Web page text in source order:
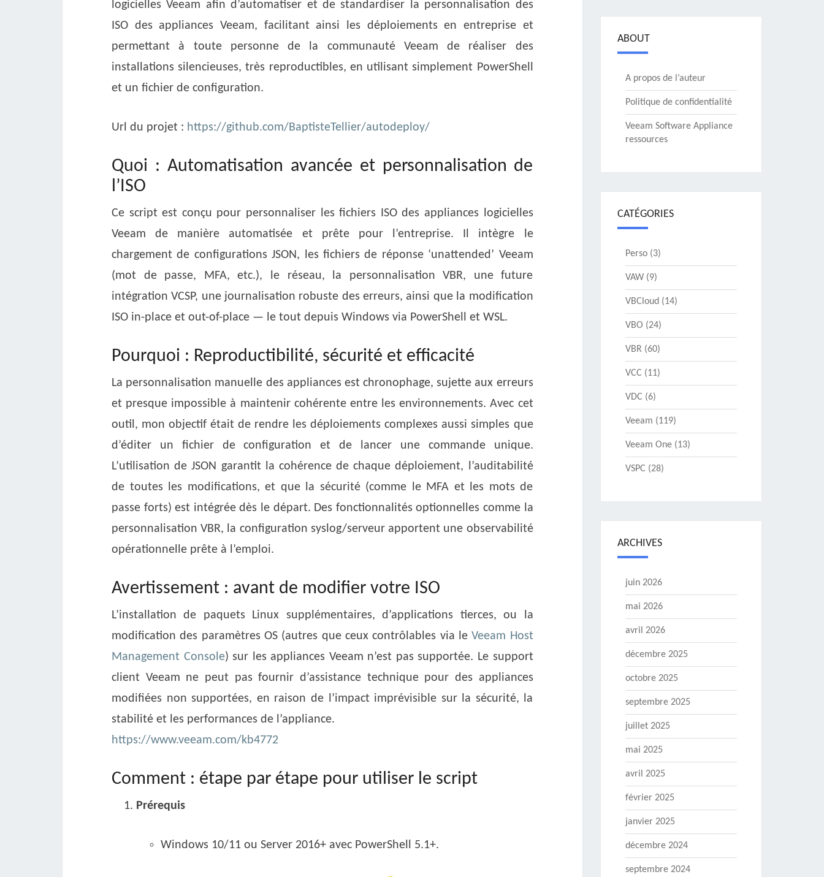
logicielles Veeam afin d’automatiser et de standardiser la personnalisation des
ISO des appliances Veeam, facilitant ainsi les déploiements en entreprise et
permettant à toute personne de la communauté Veeam de réaliser des
installations silencieuses, très reproductibles, en utilisant simplement PowerShell
et un fichier de configuration.
Url du projet : https://github.com/BaptisteTellier/autodeploy/
Quoi : Automatisation avancée et personnalisation de
l’ISO
Ce script est conçu pour personnaliser les fichiers ISO des appliances logicielles
Veeam de manière automatisée et prête pour l’entreprise. Il intègre le
chargement de configurations JSON, les fichiers de réponse ‘unattended’ Veeam
(mot de passe, MFA, etc.), le réseau, la personnalisation VBR, une future
intégration VCSP, une journalisation robuste des erreurs, ainsi que la modification
ISO in-place et out-of-place — le tout depuis Windows via PowerShell et WSL.
Pourquoi : Reproductibilité, sécurité et efficacité
La personnalisation manuelle des appliances est chronophage, sujette aux erreurs
et presque impossible à maintenir cohérente entre les environnements. Avec cet
outil, mon objectif était de rendre les déploiements complexes aussi simples que
d’éditer un fichier de configuration et de lancer une commande unique.
L’utilisation de JSON garantit la cohérence de chaque déploiement, l’auditabilité
de toutes les modifications, et que la sécurité (comme le MFA et les mots de
passe forts) est intégrée dès le départ. Des fonctionnalités optionnelles comme la
personnalisation VBR, la configuration syslog/serveur apportent une observabilité
opérationnelle prête à l’emploi.
Avertissement : avant de modifier votre ISO
L’installation de paquets Linux supplémentaires, d’applications tierces, ou la
modification des paramètres OS (autres que ceux contrôlables via leVeeam Host
Management Console) sur les appliances Veeam n’est pas supportée. Le support
client Veeam ne peut pas fournir d’assistance technique pour des appliances
modifiées non supportées, en raison de l’impact imprévisible sur la sécurité, la
stabilité et les performances de l’appliance.
https://www.veeam.com/kb4772
Comment : étape par étape pour utiliser le script
Prérequis
Windows 10/11 ou Server 2016+ avec PowerShell 5.1+.
ABOUT
A propos de l’auteur
Politique de confidentialité
Veeam Software Appliance
ressources
CATÉGORIES
Perso(3)
VAW(9)
VBCloud (14)
VBO (24)
VBR(60)
VCC (11)
VDC (6)
Veeam (119)
Veeam One(13)
VSPC (28)
ARCHIVES
juin 2026
mai 2026
avril 2026
décembre 2025
octobre 2025
septembre 2025
juillet 2025
mai 2025
avril 2025
février 2025
janvier 2025
décembre 2024
septembre 2024